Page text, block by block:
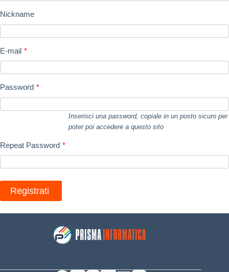
Nickname
E-mail *
Password *
Inserisci una password, copiale in un posto sicuro per
poter poi accedere a questo sito
Repeat Password *